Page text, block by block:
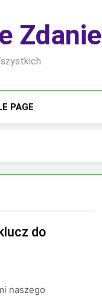
Zdanie
PAGE
do
naszego